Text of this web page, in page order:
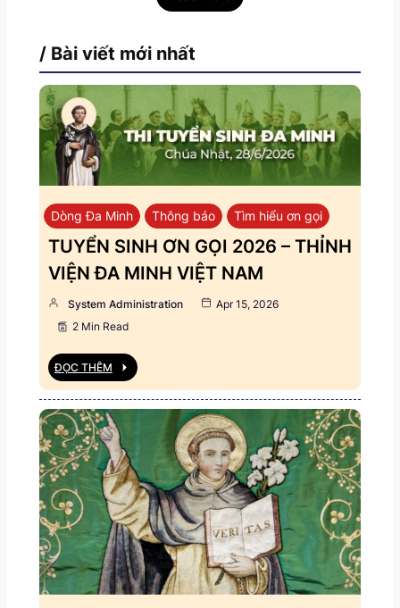
/ Bài viết mới nhất
Dòng Đa Minh Thông báo Tìm hiểu ơn gọi
TUYỂN SINH ƠN GỌI 2026 – THỈNH
VIỆN ĐA MINH VIỆT NAM
System Administration
Apr 15, 2026
2 Min Read
ĐỌC THÊM